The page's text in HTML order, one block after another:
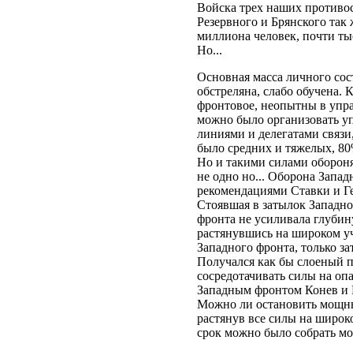
Войска трех наших
Резервного и Брянского
миллиона человек, почти
Но...
Основная масса личного
обстреляна, слабо обучена.
фронтовое, неопытны в
можно было организовать
линиями и делегатами
было средних и тяжелых,
Но и такими силами
не одно но... Оборона
рекомендациями Ставки и
Стоявшая в затылок
фронта не усиливала
растянувшись на широком
Западного фронта, только
Получался как бы слоеный
сосредотачивать силы на
Западным фронтом Конев и
Можно ли остановить
растянув все силы на
срок можно было собрать